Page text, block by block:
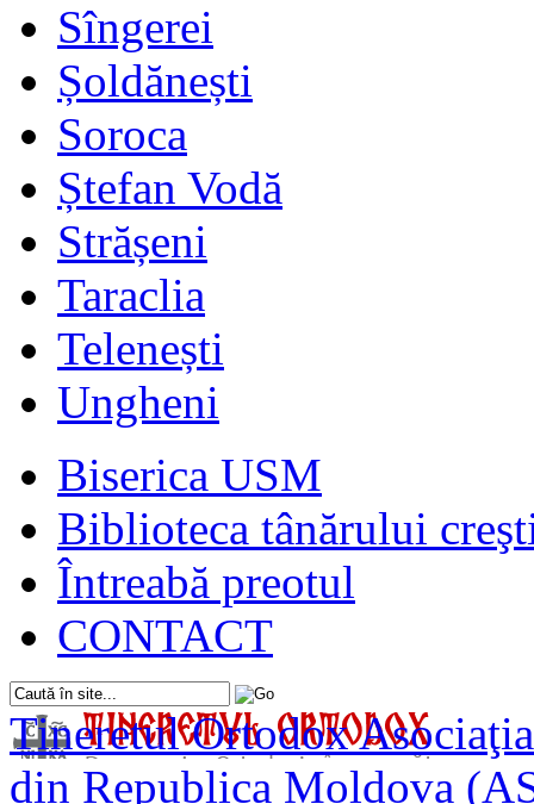
Sîngerei
Șoldănești
Soroca
Ștefan Vodă
Strășeni
Taraclia
Telenești
Ungheni
Biserica USM
Biblioteca tânărului
Întreabă preotul
CONTACT
Tineretul Ortodox
din Republica Moldova